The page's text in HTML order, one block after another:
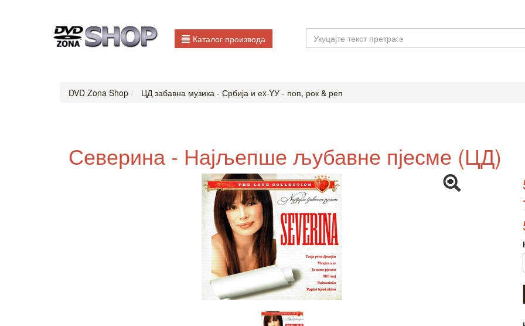
Каталог производа
DVD Zona Shop ЦД забавна музика - Србија и еx-YУ - поп, рок & реп
Северина - Најљепше љубавне пјесме (ЦД)